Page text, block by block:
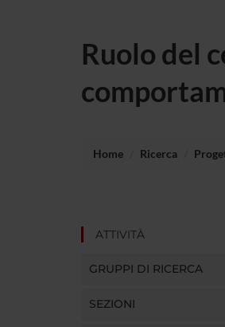
Ruolo del
Home Ricerca
ATTIVITÀ
GRUPPI DI RICERCA
SEZIONI